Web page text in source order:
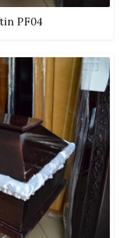
PF04